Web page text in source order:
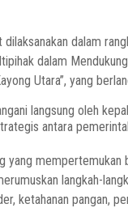
dalam
dalam
Utara”, yang
langsung oleh
antara
yang
langkah-
ketahanan pangan,